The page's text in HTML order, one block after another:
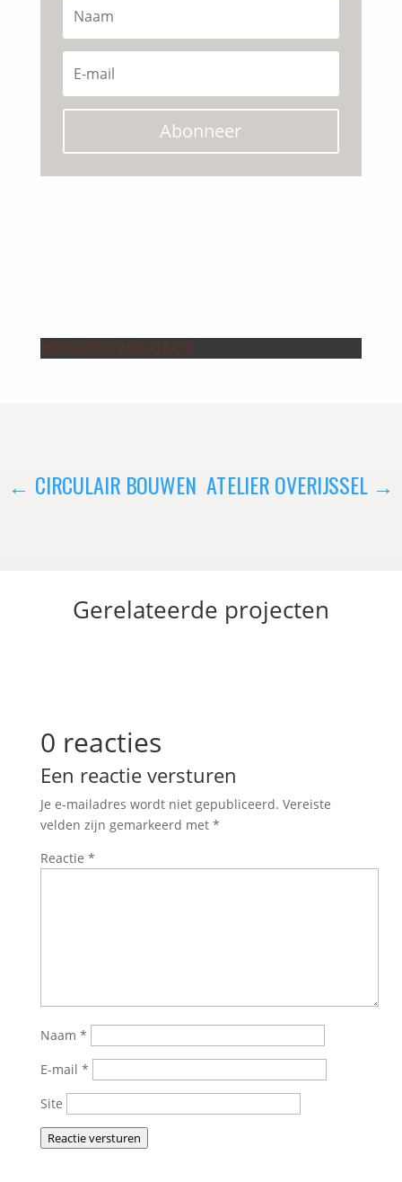
Abonneer
MODERATOR BERGPLAATS
← CIRCULAIR BOUWEN ATELIER OVERIJSSEL →
Gerelateerde projecten
0 reacties
Een reactie versturen
Je e-mailadres wordt niet gepubliceerd. Vereiste
velden zijn gemarkeerd met *
Reactie *
Naam *
E-mail *
Site
Reactie versturen